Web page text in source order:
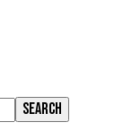
SEARCH